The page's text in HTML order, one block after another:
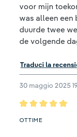
voor mijn
was alleen een
duurde twee
de volgende
Traduci la
30 maggio 2025
Recensione
OTTIME